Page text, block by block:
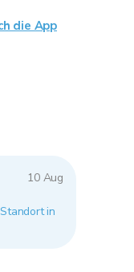
10 Aug
in
die App